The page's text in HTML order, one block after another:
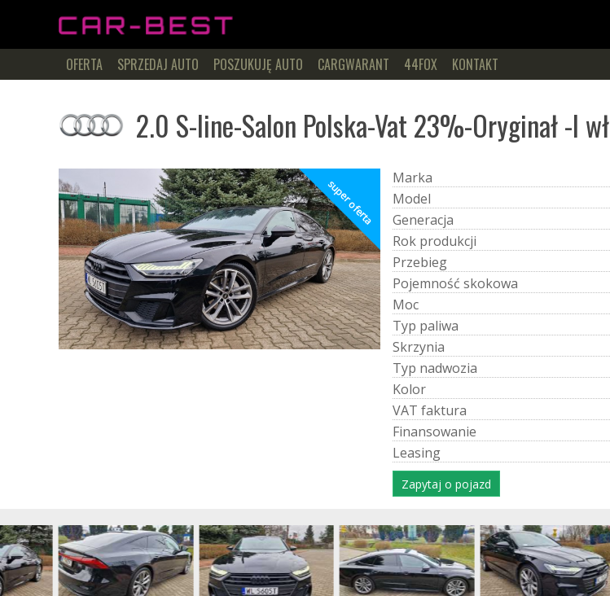
OFERTA SPRZEDAJ AUTO POSZUKUJĘ AUTO CARGWARANT 44FOX KONTAKT
2.0 S-line-Salon Polska-Vat 23%-Oryginał -I wł
super oferta Marka
Model
Generacja
Rok produkcji
Przebieg
Pojemność skokowa
Moc
Typ paliwa
Skrzynia
Typ nadwozia
Kolor
VAT faktura
Finansowanie
Leasing
Zapytaj o pojazd